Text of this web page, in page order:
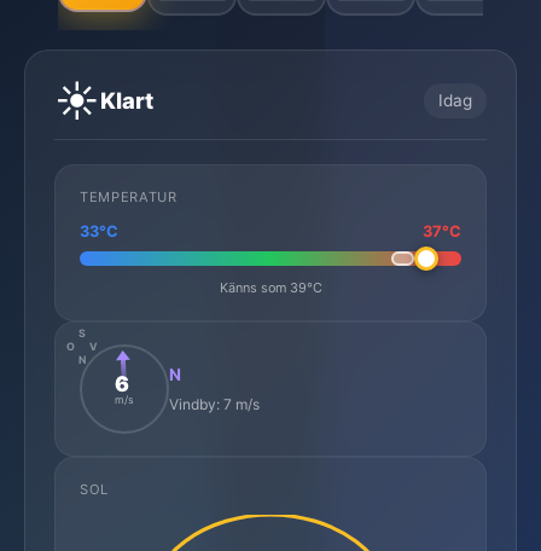
☀️Klart Idag
TEMPERATUR
33°C 37°C
Känns som 39°C
N
S
O
V
6
m/s
N
Vindby: 7 m/s
SOL